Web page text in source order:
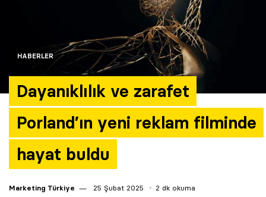
HABERLER
Dayanıklılık ve zarafet
Porland’ın yeni reklam filminde
hayat buldu
Marketing Türkiye 25 Şubat 2025 2 dk okuma